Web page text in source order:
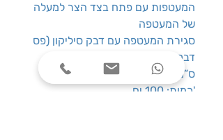
המעטפות עם פתח בצד הצר למעלה
של המעטפה
סגירת המעטפה עם דבק סיליקון (פס
דבק נשלף לסגירה נוחה)
גודל
: 13X19 ס”מ
כמות: 100 יח'